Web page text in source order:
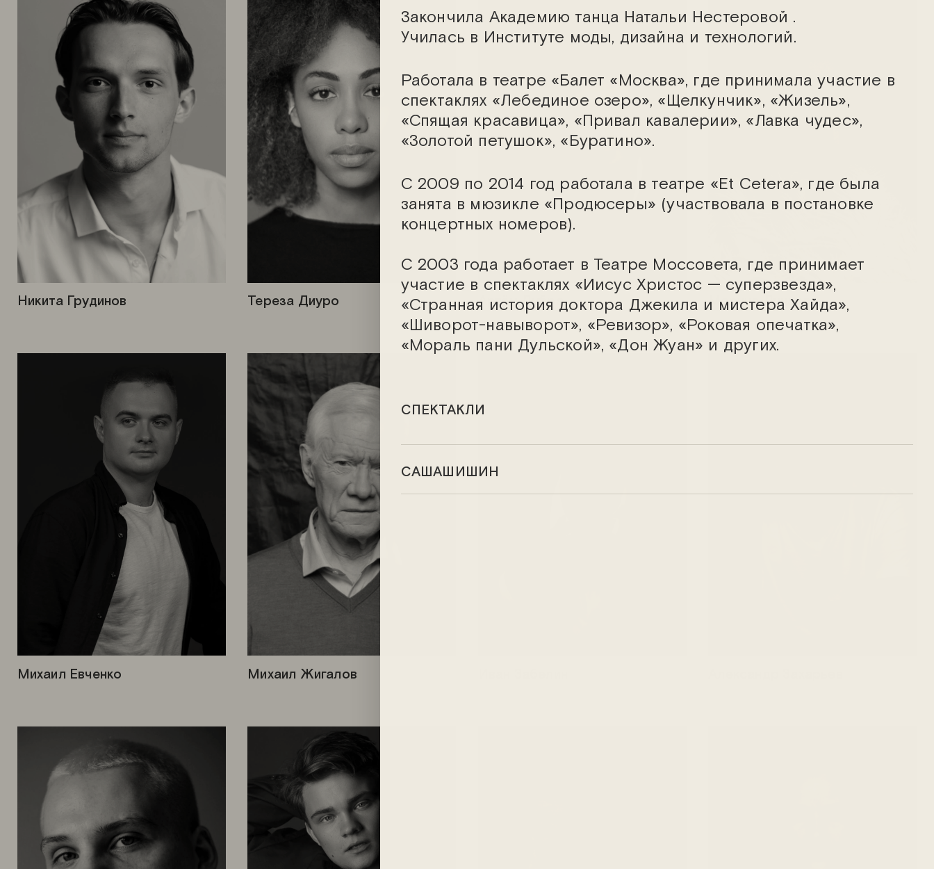
Артём Дубра
Михаил Жигалов
Тереза Диуро
Никита Грудинов
Михаил Евченко
Марина Дунаева
Закончила Академию танца Натальи Нестеровой .
Училась в Институте моды, дизайна и технологий.
Работала в театре «Балет «Москва», где принимала участие в
спектаклях «Лебединое озеро», «Щелкунчик», «Жизель»,
«Спящая красавица», «Привал кавалерии», «Лавка чудес»,
«Золотой петушок», «Буратино».
С 2009 по 2014 год работала в театре «Et Cetera», где была
занята в мюзикле «Продюсеры» (участвовала в постановке
концертных номеров).
С 2003 года работает в Театре Моссовета, где принимает
участие в спектаклях «Иисус Христос — суперзвезда»,
«Странная история доктора Джекила и мистера Хайда»,
«Шиворот-навыворот», «Ревизор», «Роковая опечатка»,
«Мораль пани Дульской», «Дон Жуан» и других.
СПЕКТАКЛИ
САШАШИШИН